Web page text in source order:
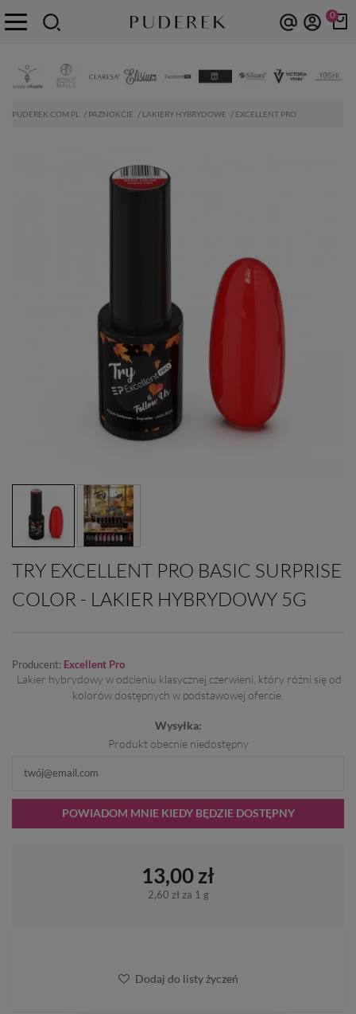
0
PUDEREK.COM.PL PAZNOKCIE LAKIERY HYBRYDOWE EXCELLENT PRO
TRY EXCELLENT PRO BASIC SURPRISE
COLOR - LAKIER HYBRYDOWY 5G
Producent: Excellent Pro
L akier hybrydowy w odcieniu klasycznej czerwieni, który różni się od
kolorów dostępnych w podstawowej ofercie.
Wysyłka:
Produkt obecnie niedostępny
POWIADOM MNIE KIEDY BĘDZIE DOSTĘPNY
13,00 zł
2,60 złza 1 g
Dodaj do listy życzeń